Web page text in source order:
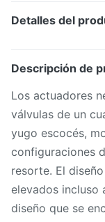
Detalles del
Descripción de
Los actuadores
válvulas de un
yugo escocés,
configuraciones
resorte. El
elevados incluso
diseño que se